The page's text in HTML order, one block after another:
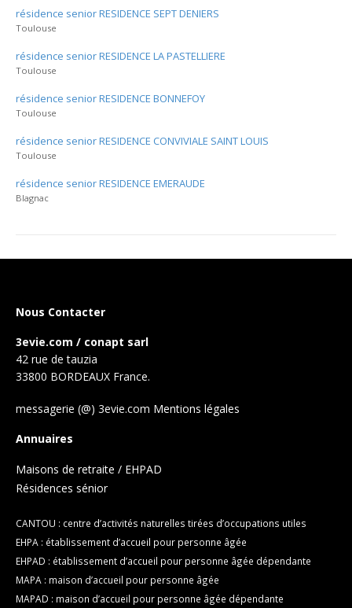
résidence senior RESIDENCE SEPT DENIERS
Toulouse
résidence senior RESIDENCE LA PASTELLIERE
Toulouse
résidence senior RESIDENCE BONNEFOY
Toulouse
résidence senior RESIDENCE CONVIVIALE SAINT LOUIS
Toulouse
résidence senior RESIDENCE EMERAUDE
Blagnac
Nous Contacter
3evie.com / conapt sarl
42 rue de tauzia
33800 BORDEAUX France.
messagerie (@) 3evie.com Mentions légales
Annuaires
Maisons de retraite / EHPAD
Résidences sénior
CANTOU : centre d’activités naturelles tirées d’occupations utiles
EHPA : établissement d’accueil pour personne âgée
EHPAD : établissement d’accueil pour personne âgée dépendante
MAPA : maison d’accueil pour personne âgée
MAPAD : maison d’accueil pour personne âgée dépendante